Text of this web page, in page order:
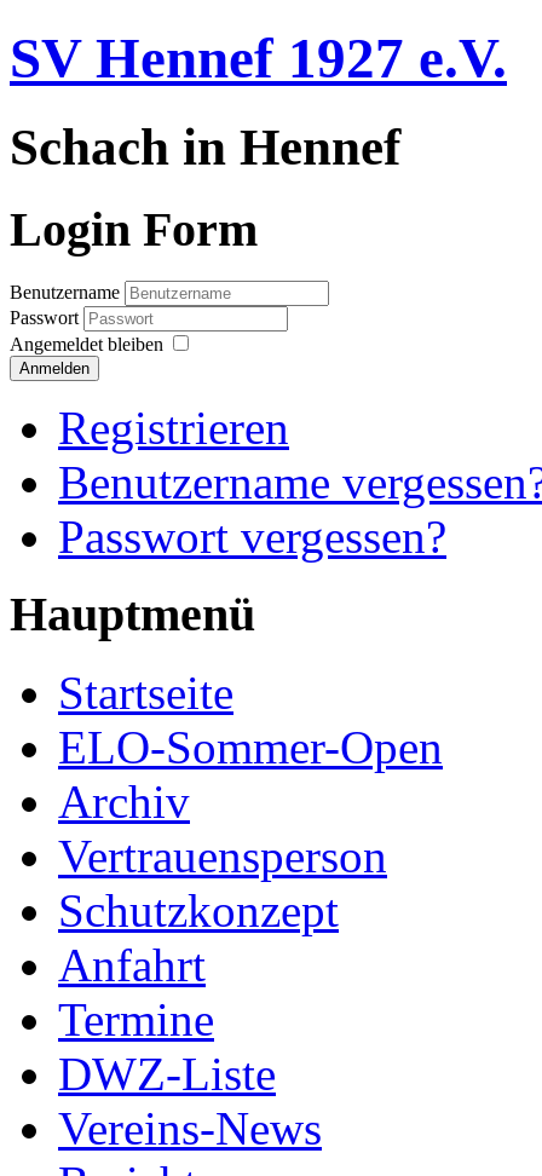
SV Hennef 1927 e.V.
Schach in Hennef
Login Form
Benutzername
Passwort
Angemeldet bleiben
Anmelden
Registrieren
Benutzername
Passwort vergessen?
Hauptmenü
Startseite
ELO-Sommer-Open
Archiv
Vertrauensperson
Schutzkonzept
Anfahrt
Termine
DWZ-Liste
Vereins-News